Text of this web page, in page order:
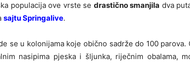
populacija ove vrste se drastično smanjila dva
sajtu Springalive.
se u kolonijama koje obično sadrže do 100
nasipima pjeska i šljunka, riječnim obalama,